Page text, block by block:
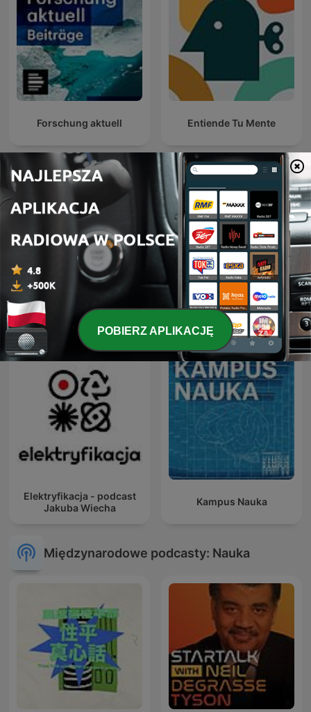
Forschung aktuell Entiende Tu Mente
Crazy Nauka Ale kosmos!
Elektryfikacja - podcast
Jakuba Wiecha
Kampus Nauka
Międzynarodowe podcasty: Nauka
POBIERZ APLIKACJĘ